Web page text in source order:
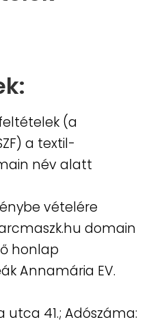
(a
a textil-
név alatt
vételére
domain
honlap
Annamária EV.
utca 41.; Adószáma: